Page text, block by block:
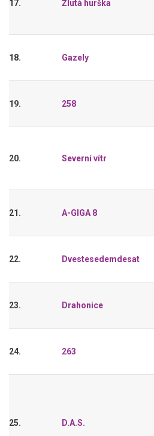
17. Žlutá hurška
18. Gazely
19. 258
20. Severní vítr
21. A-GIGA 8
22. Dvestesedemdesat
23. Drahonice
24. 263
25. D.A.S.